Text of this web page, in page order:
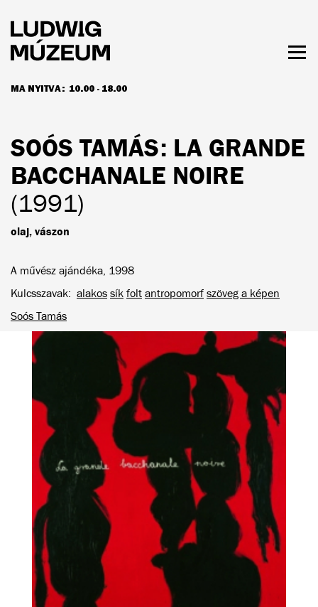
tartalomra
MA NYITVA: 10.00 - 18.00
NYITVATARTÁS ÉS JEGYÁRAK
SOÓS TAMÁS: LA GRANDE
BACCHANALE NOIRE
(1991)
olaj, vászon
A művész ajándéka, 1998
Kulcsszavak
alakos sík folt antropomorf szöveg a képen
Soós Tamás